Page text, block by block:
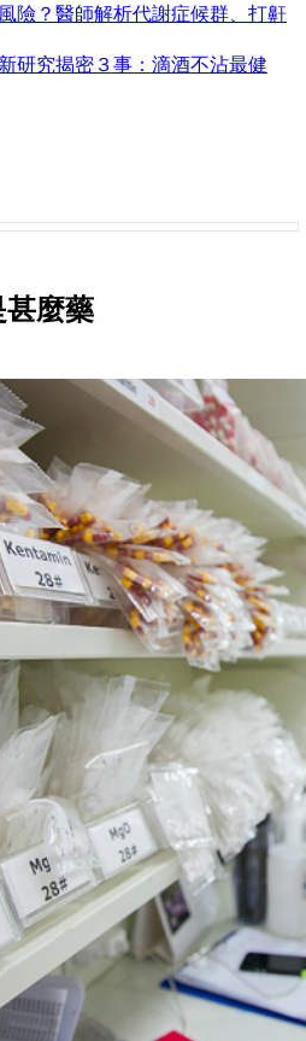
險？醫師解析代謝症候群、打鼾
研究揭密３事：滴酒不沾最健
甚麼藥